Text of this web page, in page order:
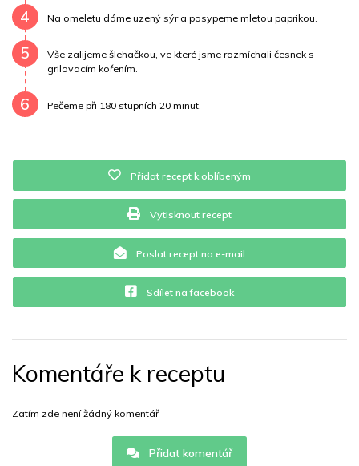
Vitamín E
4 Na omeletu dáme uzený sýr a posypeme mletou paprikou.
5
Vše zalijeme šlehačkou, ve které jsme rozmíchali česnek s
grilovacím kořením.
6 Pečeme při 180 stupních 20 minut.
Přidat recept k oblíbeným
Vytisknout recept
Poslat recept na e-mail
Sdílet na facebook
Komentáře k receptu
Zatím zde není žádný komentář
Přidat komentář